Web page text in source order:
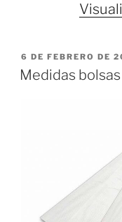
PUBLICADO
EL
6 DE FEBRERO DE
Medidas